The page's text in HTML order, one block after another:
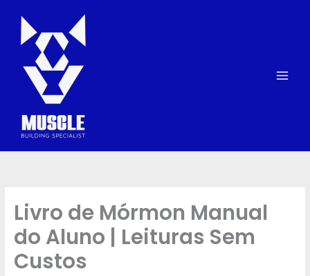
content
Livro de Mórmon Manual
do Aluno | Leituras Sem
Custos